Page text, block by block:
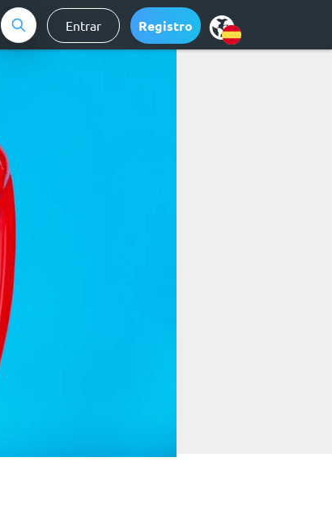
Entrar Registro